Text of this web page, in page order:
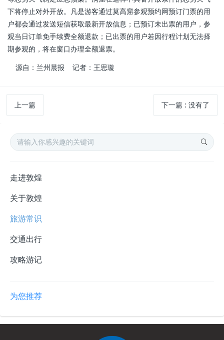
下将停止对外开放。凡是游客通过莫高窟参观预约网预订门票的用
户都会通过发送短信获取最新开放信息；已预订未出票的用户，参
观当日订单免手续费全额退款；已出票的用户若因行程计划无法择
期参观的，将在窗口办理全额退票。
源自：兰州晨报 记者：王思璇
上一篇 下一篇: 没有了
走进敦煌
关于敦煌
旅游常识
交通出行
攻略游记
为您推荐